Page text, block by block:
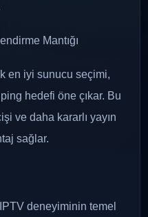
Mantığı
en iyi sunucu seçimi,
hedefi öne çıkar. Bu
ve daha kararlı yayın
sağlar.
deneyiminin temel